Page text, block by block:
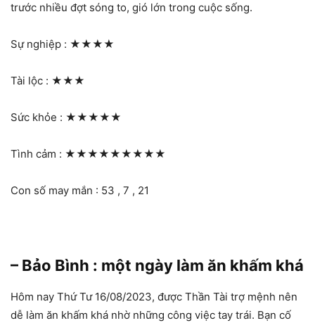
trước nhiều đợt sóng to, gió lớn trong cuộc sống.
Sự nghiệp : ★★★★
Tài lộc : ★★★
Sức khỏe : ★★★★★
Tình cảm : ★★★★★★★★★
Con số may mắn : 53 , 7 , 21
– Bảo Bình : một ngày làm ăn khấm khá
Hôm nay Thứ Tư 16/08/2023, được Thần Tài trợ mệnh nên
dễ làm ăn khấm khá nhờ những công việc tay trái. Bạn cố